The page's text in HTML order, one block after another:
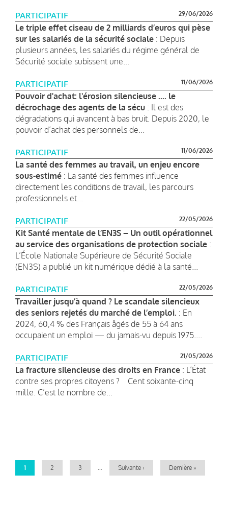
PARTICIPATIF 29/06/2026
Le triple effet ciseau de 2 milliards d’euros qui pèse
sur les salariés de la sécurité sociale : Depuis
plusieurs années, les salariés du régime général de
Sécurité sociale subissent une...
PARTICIPATIF 11/06/2026
Pouvoir d'achat: l'érosion silencieuse .... le
décrochage des agents de la sécu : Il est des
dégradations qui avancent à bas bruit. Depuis 2020, le
pouvoir d’achat des personnels de...
PARTICIPATIF 11/06/2026
La santé des femmes au travail, un enjeu encore
sous-estimé : La santé des femmes influence
directement les conditions de travail, les parcours
professionnels et...
PARTICIPATIF 22/05/2026
Kit Santé mentale de l’EN3S – Un outil opérationnel
au service des organisations de protection sociale :
L’École Nationale Supérieure de Sécurité Sociale
(EN3S) a publié un kit numérique dédié à la santé...
PARTICIPATIF 22/05/2026
Travailler jusqu’à quand ? Le scandale silencieux
des seniors rejetés du marché de l’emploi. : En
2024, 60,4 % des Français âgés de 55 à 64 ans
occupaient un emploi — du jamais-vu depuis 1975....
PARTICIPATIF 21/05/2026
La fracture silencieuse des droits en France : L’État
contre ses propres citoyens ? Cent soixante-cinq
mille. C’est le nombre de...
Page
1 Page
2 Page
3
Page
Suivante ›
Dernière
Dernière »